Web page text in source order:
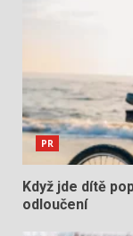
PR
Když jde dítě
odloučení